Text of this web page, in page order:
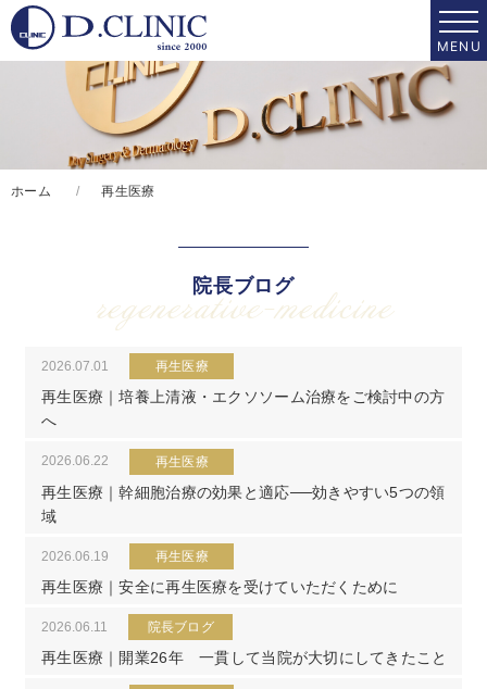
ホーム 再生医療
院長ブログ
regenerative-medicine
2026.07.01 再生医療
再生医療｜培養上清液・エクソソーム治療をご検討中の方
へ
2026.06.22 再生医療
再生医療｜幹細胞治療の効果と適応──効きやすい5つの領
域
2026.06.19 再生医療
再生医療｜安全に再生医療を受けていただくために
2026.06.11 院長ブログ
再生医療｜開業26年 一貫して当院が大切にしてきたこと